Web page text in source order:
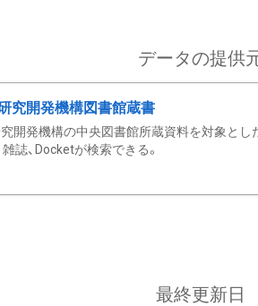
データの提供
究開発機構図書館蔵書
開発機構の中央図書館所蔵資料を対象とし
雑誌、Docketが検索できる。
最終更新日